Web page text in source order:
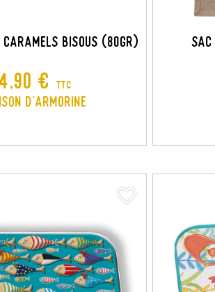
CARAMELS BISOUS (80GR)
€TTC
d'Armorine
SAC
favorite_border